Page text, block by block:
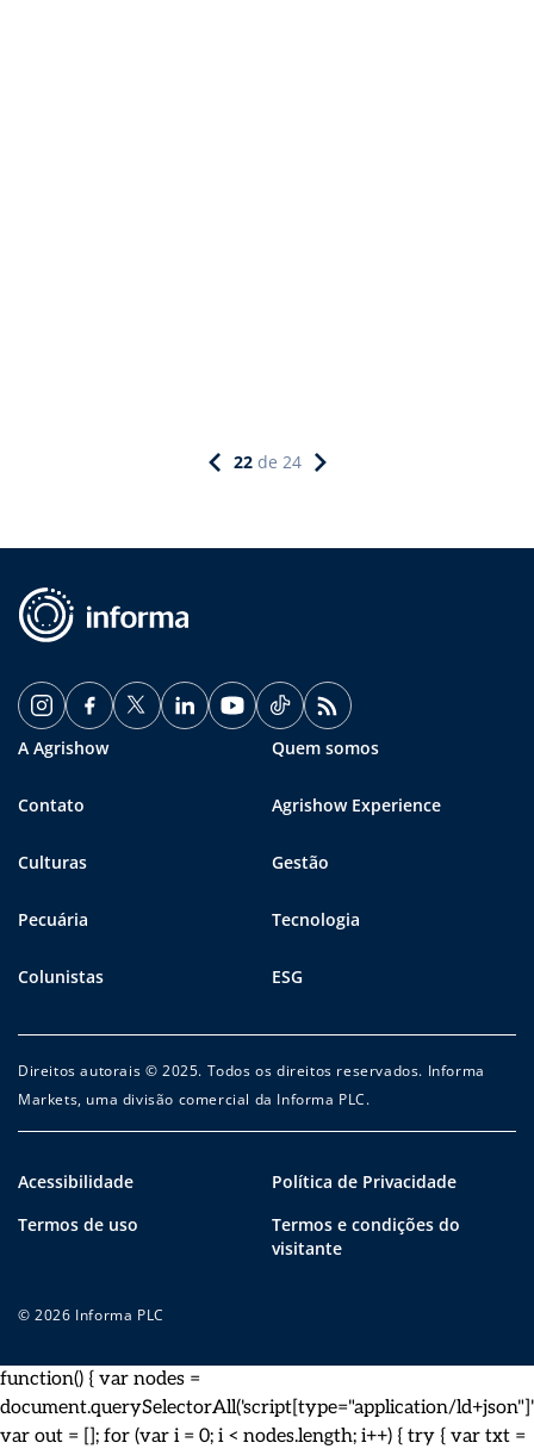
22 de 24
A Agrishow Quem somos
Contato Agrishow Experience
Culturas Gestão
Pecuária Tecnologia
Colunistas ESG
Direitos autorais © 2025. Todos os direitos reservados. Informa
Markets, uma divisão comercial da Informa PLC.
Acessibilidade
Política de Privacidade
Termos de uso
Termos e condições do
visitante
© 2026 Informa PLC
function() { var nodes =
document.querySelectorAll('script[type="application/
var out = []; for (var i = 0; i < nodes.length; i++) { try { var txt =